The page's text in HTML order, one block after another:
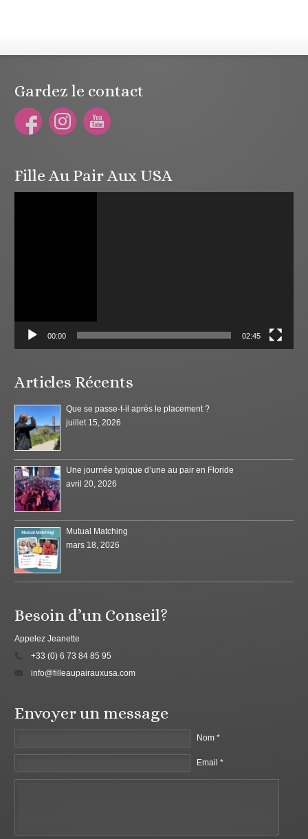
Gardez le contact
Fille Au Pair Aux USA
00:00 02:45
Articles Récents
Que se passe-t-il après le placement ?
juillet 15, 2026
Une journée typique d’une au pair en Floride
avril 20, 2026
Mutual Matching
mars 18, 2026
Besoin d’un Conseil?
Appelez Jeanette
+33 (0) 6 73 84 85 95
info@filleaupairauxusa.com
Envoyer un message
Nom *
Email *